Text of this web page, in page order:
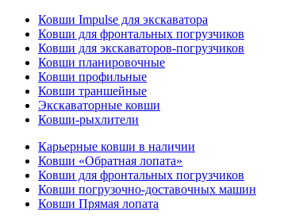
Ковши Impulse для экскаватора
Ковши для фронтальных погрузчиков
Ковши для экскаваторов-погрузчиков
Ковши планировочные
Ковши профильные
Ковши траншейные
Экскаваторные ковши
Ковши-рыхлители
Карьерные ковши в наличии
Ковши «Обратная лопата»
Ковши для фронтальных погрузчиков
Ковши погрузочно-доставочных машин
Ковши Прямая лопата